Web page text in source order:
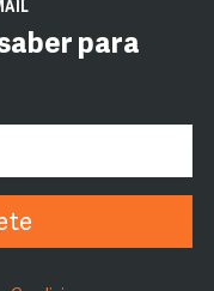
para